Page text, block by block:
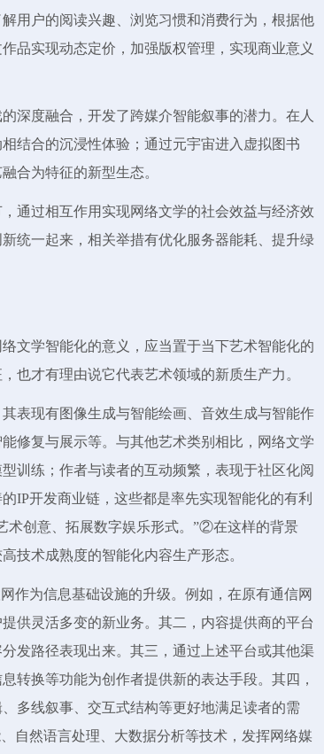
用户的阅读兴趣、浏览习惯和消费行为，根据他
品实现动态定价，加强版权管理，实现商业意义
深度融合，开发了跨媒介智能叙事的潜力。在人
结合的沉浸性体验；通过元宇宙进入虚拟图书
合为特征的新型生态。
通过相互作用实现网络文学的社会效益与经济效
统一起来，相关举措有优化服务器能耗、提升绿
文学智能化的意义，应当置于当下艺术智能化的
也才有理由说它代表艺术领域的新质生产力。
表现有图像生成与智能绘画、音效生成与智能作
修复与展示等。与其他艺术类别相比，网络文学
训练；作者与读者的互动频繁，表现于社区化阅
IP开发商业链，这些都是率先实现智能化的有利
术创意、拓展数字娱乐形式。”②在这样的背景
技术成熟度的智能化内容生产形态。
作为信息基础设施的升级。例如，在原有通信网
供灵活多变的新业务。其二，内容提供商的平台
发路径表现出来。其三，通过上述平台或其他渠
转换等功能为创作者提供新的表达手段。其四，
多线叙事、交互式结构等更好地满足读者的需
自然语言处理、大数据分析等技术，发挥网络媒